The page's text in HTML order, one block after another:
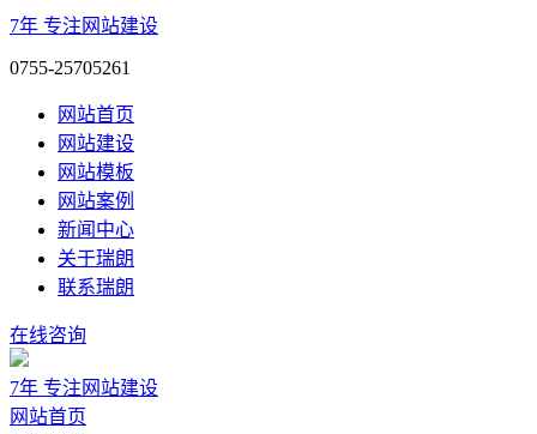
7年 专注网站建设
0755-25705261
网站首页
网站建设
网站模板
网站案例
新闻中心
关于瑞朗
联系瑞朗
在线咨询
7年 专注网站建设
网站首页